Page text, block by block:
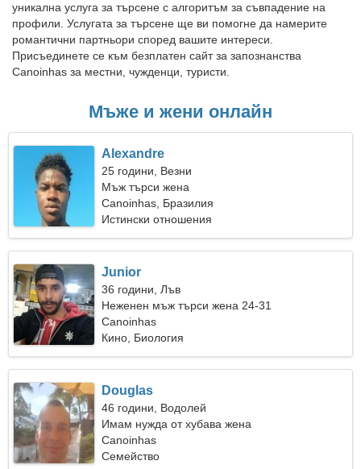
уникална услуга за търсене с алгоритъм за съвпадение на
профили. Услугата за търсене ще ви помогне да намерите
романтични партньори според вашите интереси.
Присъединете се към безплатен сайт за запознанства
Canoinhas за местни, чужденци, туристи.
Мъже и жени онлайн
Alexandre
25 години, Везни
Мъж търси жена
Canoinhas, Бразилия
Истински отношения
Junior
36 години, Лъв
Неженен мъж търси жена 24-31
Canoinhas
Кино, Биология
Douglas
46 години, Водолей
Имам нужда от хубава жена
Canoinhas
Семейство